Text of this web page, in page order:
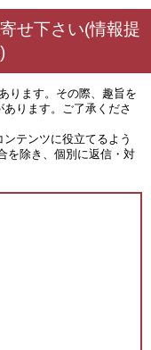
せ下さい(情報提
ります。その際、趣旨を
ります。ご了承くださ
テンツに役立てるよう
を除き、個別に返信・対